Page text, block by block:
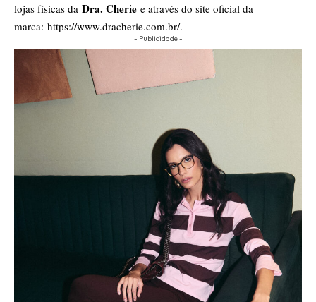
lojas físicas da Dra. Cherie e através do site oficial da
marca: https://www.dracherie.com.br/.
- Publicidade -